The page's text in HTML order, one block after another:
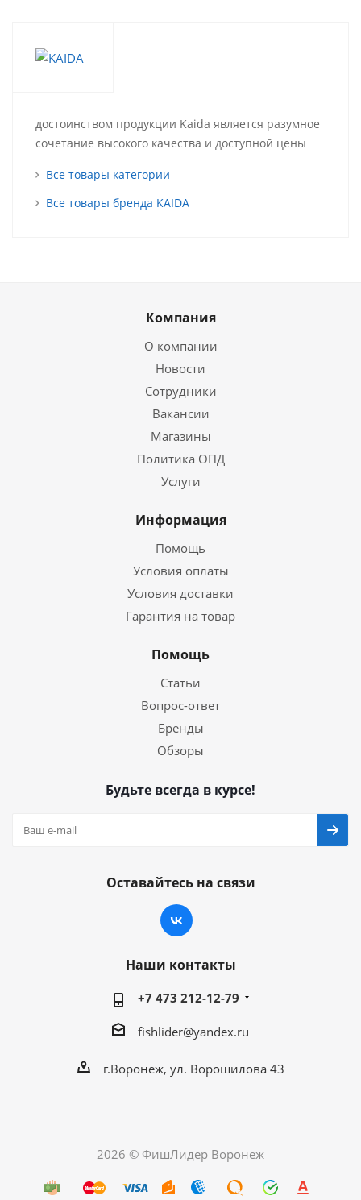
достоинством продукции Kaida является разумное
сочетание высокого качества и доступной цены
Все товары категории
Все товары бренда KAIDA
Компания
О компании
Новости
Сотрудники
Вакансии
Магазины
Политика ОПД
Услуги
Информация
Помощь
Условия оплаты
Условия доставки
Гарантия на товар
Помощь
Статьи
Вопрос-ответ
Бренды
Обзоры
Будьте всегда в курсе!
Оставайтесь на связи
Наши контакты
+7 473 212-12-79
fishlider@yandex.ru
г.Воронеж, ул. Ворошилова 43
2026 © ФишЛидер Воронеж